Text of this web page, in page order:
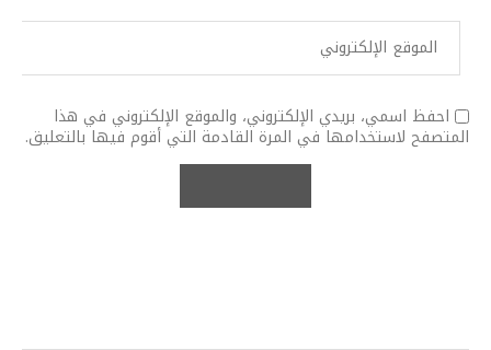
احفظ اسمي، بريدي الإلكتروني، والموقع الإلكتروني في هذا
المتصفح لاستخدامها في المرة القادمة التي أقوم فيها بالتعليق.